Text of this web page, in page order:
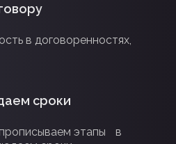
в договоренностях,
сроки
этапы в